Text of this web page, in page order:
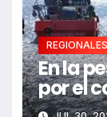
REGIONALES
En la
por el